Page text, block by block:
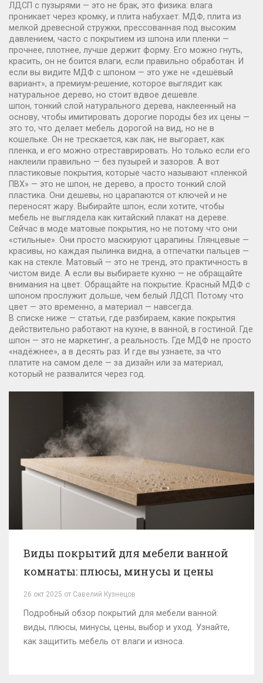
ЛДСП с пузырями — это не брак, это физика: влага
проникает через кромку, и плита набухает. МДФ, плита из
мелкой древесной стружки, прессованная под высоким
давлением, часто с покрытием из шпона или пленки —
прочнее, плотнее, лучше держит форму. Его можно гнуть,
красить, он не боится влаги, если правильно обработан. И
если вы видите МДФ с шпоном — это уже не «дешёвый
вариант», а премиум-решение, которое выглядит как
натуральное дерево, но стоит вдвое дешевле.
шпон, тонкий слой натурального дерева, наклеенный на
основу, чтобы имитировать дорогие породы без их цены —
это то, что делает мебель дорогой на вид, но не в
кошельке. Он не трескается, как лак, не выгорает, как
пленка, и его можно отреставрировать. Но только если его
наклеили правильно — без пузырей и зазоров. А вот
пластиковые покрытия, которые часто называют «пленкой
ПВХ» — это не шпон, не дерево, а просто тонкий слой
пластика. Они дешевы, но царапаются от ключей и не
переносят жару. Выбирайте шпон, если хотите, чтобы
мебель не выглядела как китайский плакат на дереве.
Сейчас в моде матовые покрытия, но не потому что они
«стильные». Они просто маскируют царапины. Глянцевые —
красивы, но каждая пылинка видна, а отпечатки пальцев —
как на стекле. Матовый — это не тренд, это практичность в
чистом виде. А если вы выбираете кухню — не обращайте
внимания на цвет. Обращайте на покрытие. Красный МДФ с
шпоном прослужит дольше, чем белый ЛДСП. Потому что
цвет — это временно, а материал — навсегда.
В списке ниже — статьи, где разбираем, какие покрытия
действительно работают на кухне, в ванной, в гостиной. Где
шпон — это не маркетинг, а реальность. Где МДФ не просто
«надёжнее», а в десять раз. И где вы узнаете, за что
платите на самом деле — за дизайн или за материал,
который не развалится через год.
Виды покрытий для мебели ванной
комнаты: плюсы, минусы и цены
26 окт 2025 от Савелий Кузнецов
Подробный обзор покрытий для мебели ванной:
виды, плюсы, минусы, цены, выбор и уход. Узнайте,
как защитить мебель от влаги и износа.